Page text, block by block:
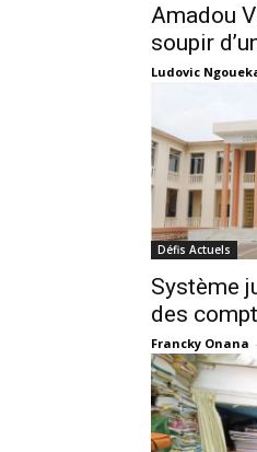
Amadou
soupir
Ludovic
Défis Actuels
Système
des
Francky Onana -